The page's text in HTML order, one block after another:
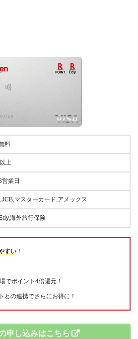
料
上
営業日
マスターカード,アメックス
海外旅行保険
すい ！
でポイント4倍還元！
との連携でさらにお得に！
申し込みはこちら